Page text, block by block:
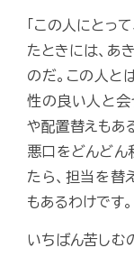
「この人にとっ
たときには、あ
のだ。この人と
性の良い人と会
や配置替えもあ
悪口をどんどん
たら、担当を替
もあるわけです。
いちばん苦しむ